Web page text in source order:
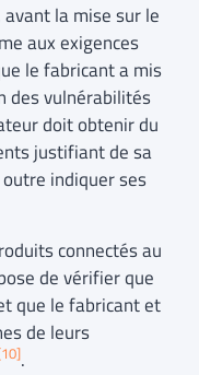
la mise sur le
aux exigences
le fabricant a mis
des vulnérabilités
doit obtenir du
justifiant de sa
indiquer ses
connectés au
de vérifier que
que le fabricant et
de leurs
.